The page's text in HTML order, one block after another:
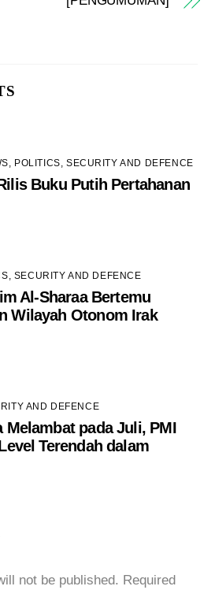
POLITICS SECURITY AND DEFENCE
Buku Putih Pertahanan
SECURITY AND DEFENCE
Al-Sharaa Bertemu
Wilayah Otonom Irak
AND DEFENCE
Melambat pada Juli, PMI
Terendah dalam
not be published. Required